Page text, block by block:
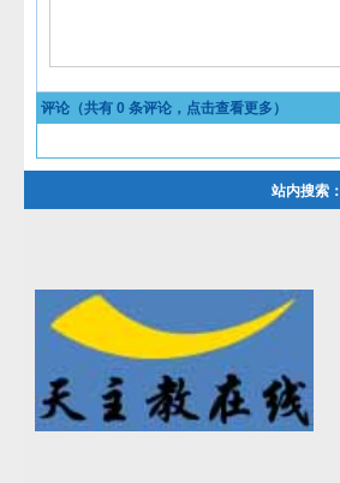
评论（共有 0 条评论，点击查看更多）
站内搜索：